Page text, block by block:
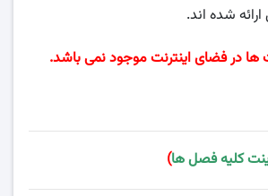
شده اند.
ها در فضای اینترنت موجود نمی باشد.
کلیه فصل ها)